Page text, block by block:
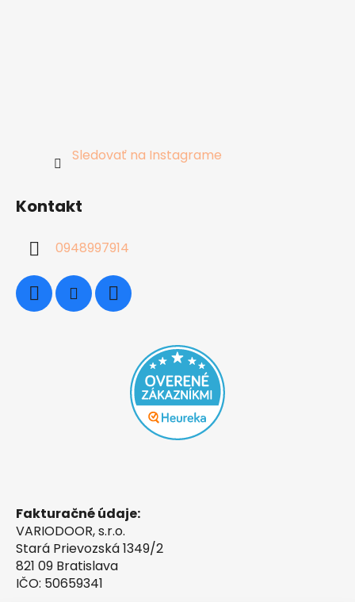
Sledovať na Instagrame
Kontakt
0948997914
Fakturačné údaje:
VARIODOOR, s.r.o.
Stará Prievozská 1349/2
821 09 Bratislava
IČO: 50659341